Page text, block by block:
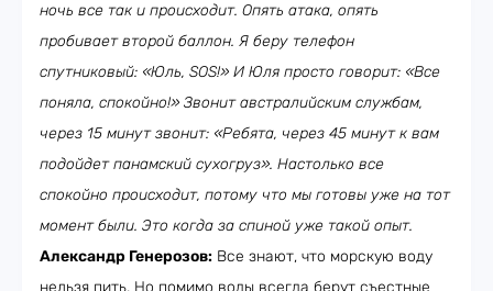
ночь все так и происходит. Опять атака, опять
пробивает второй баллон. Я беру телефон
спутниковый: «Юль, SOS!» И Юля просто говорит: «Все
поняла, спокойно!» Звонит австралийским службам,
через 15 минут звонит: «Ребята, через 45 минут к вам
подойдет панамский сухогруз». Настолько все
спокойно происходит, потому что мы готовы уже на тот
момент были. Это когда за спиной уже такой опыт.
Александр Генерозов: Все знают, что морскую воду
нельзя пить. Но помимо воды всегда берут съестные